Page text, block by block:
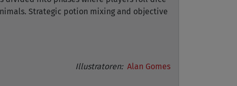
Strategic potion mixing and objective
Illustratoren: Alan Gomes